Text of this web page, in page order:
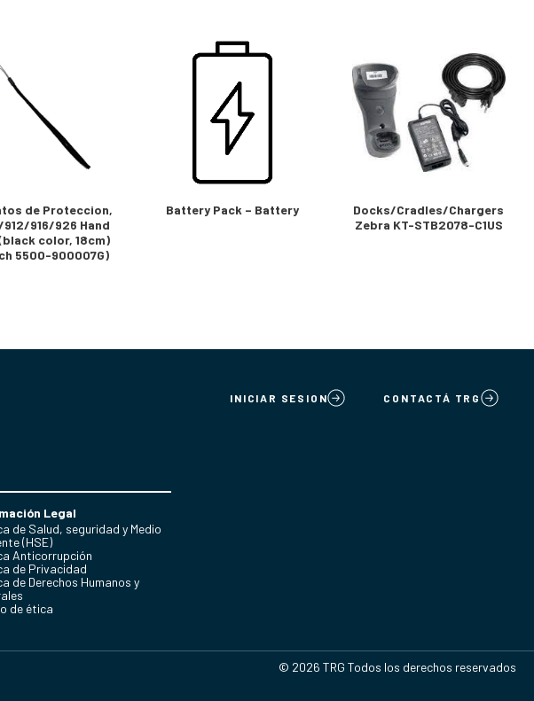
de Proteccion,
912/916/926 Hand
color, 18cm)
5500-900007G)
Battery Pack – Battery
Docks/Cradles/Chargers
Zebra KT-STB2078-C1US
INICIAR SESION CONTACTÁ TRG
Legal
de Salud, seguridad y Medio
(HSE)
Anticorrupción
de Privacidad
de Derechos Humanos y
de ética
© 2026 TRG Todos los derechos reservados